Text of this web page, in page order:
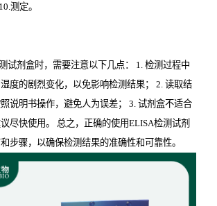
测定。
试剂盒时，需要注意以下几点： 1. 检测过程中
度的剧烈变化，以免影响检测结果； 2. 读取结
说明书操作，避免人为误差； 3. 试剂盒不适合
尽快使用。 总之，正确的使用ELISA检测试剂
步骤，以确保检测结果的准确性和可靠性。